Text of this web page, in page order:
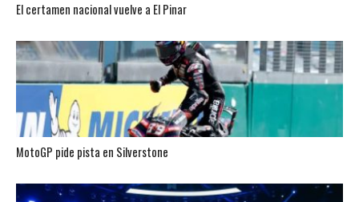
El certamen nacional vuelve a El Pinar
MotoGP pide pista en Silverstone